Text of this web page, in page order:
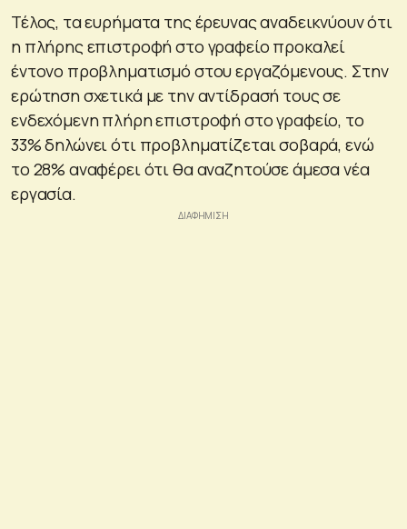
Τέλος, τα ευρήματα της έρευνας αναδεικνύουν ότι
η πλήρης επιστροφή στο γραφείο προκαλεί
έντονο προβληματισμό στου εργαζόμενους. Στην
ερώτηση σχετικά με την αντίδρασή τους σε
ενδεχόμενη πλήρη επιστροφή στο γραφείο, το
33% δηλώνει ότι προβληματίζεται σοβαρά, ενώ
το 28% αναφέρει ότι θα αναζητούσε άμεσα νέα
εργασία.